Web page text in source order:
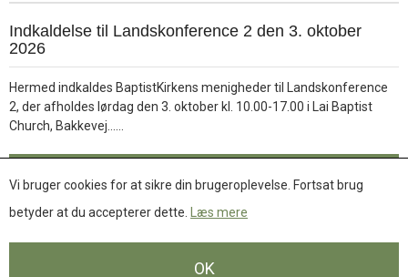
1.
jul.
Indkaldelse til Landskonference 2 den 3. oktober
2026
Hermed indkaldes BaptistKirkens menigheder til Landskonference
2, der afholdes lørdag den 3. oktober kl. 10.00-17.00 i Lai Baptist
Church, Bakkevej……
Læs mere
Vi bruger cookies for at sikre din brugeroplevelse. Fortsat brug
betyder at du accepterer dette.
Læs mere
OK